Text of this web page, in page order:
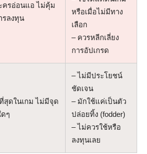
ครอ่อนแอ ไม่คุ้ม
รลงทุน
หรือเมื่อไม่มีทาง
เลือก
– ควรหลีกเลี่ยง
การอัปเกรด
สุดในเกม ไม่มีจุด
ดๆ
– ไม่มีประโยชน์
ชัดเจน
– มักใช้แค่เป็นตัว
ปล่อยทิ้ง (fodder)
– ไม่ควรใช้หรือ
ลงทุนเลย